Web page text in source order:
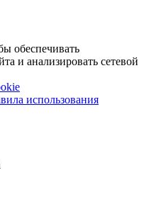
обеспечивать
и анализировать сетевой
использования